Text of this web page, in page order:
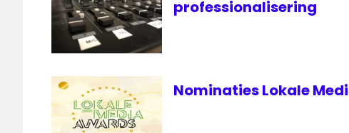
professionalisering
Nominaties Lokale